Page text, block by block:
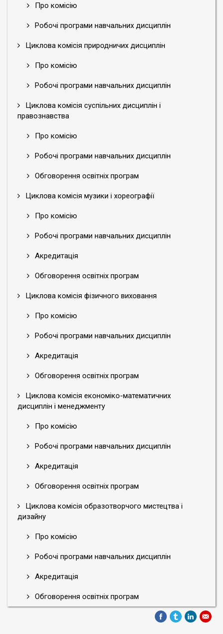
Про комісію
Робочі програми навчальних дисциплін
Циклова комісія природничих дисциплін
Про комісію
Робочі програми навчальних дисциплін
Циклова комісія суспільних дисциплін і
правознавства
Про комісію
Робочі програми навчальних дисциплін
Обговорення освітніх програм
Циклова комісія музики і хореографії
Про комісію
Робочі програми навчальних дисциплін
Акредитація
Обговорення освітніх програм
Циклова комісія фізичного виховання
Про комісію
Робочі програми навчальних дисциплін
Акредитація
Обговорення освітніх програм
Циклова комісія економіко-математичних
дисциплін і менеджменту
Про комісію
Робочі програми навчальних дисциплін
Акредитація
Обговорення освітніх програм
Циклова комісія образотворчого мистецтва і
дизайну
Про комісію
Робочі програми навчальних дисциплін
Акредитація
Обговорення освітніх програм